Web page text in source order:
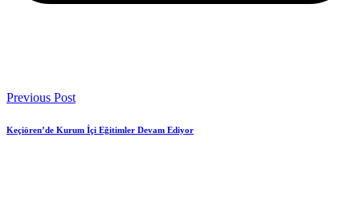
Previous Post
Keçiören’de Kurum İçi Eğitimler Devam Ediyor